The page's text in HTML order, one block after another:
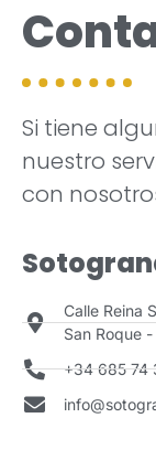
Si tiene
nuestro
con
Calle Reina
San Roque -
+34 685 74